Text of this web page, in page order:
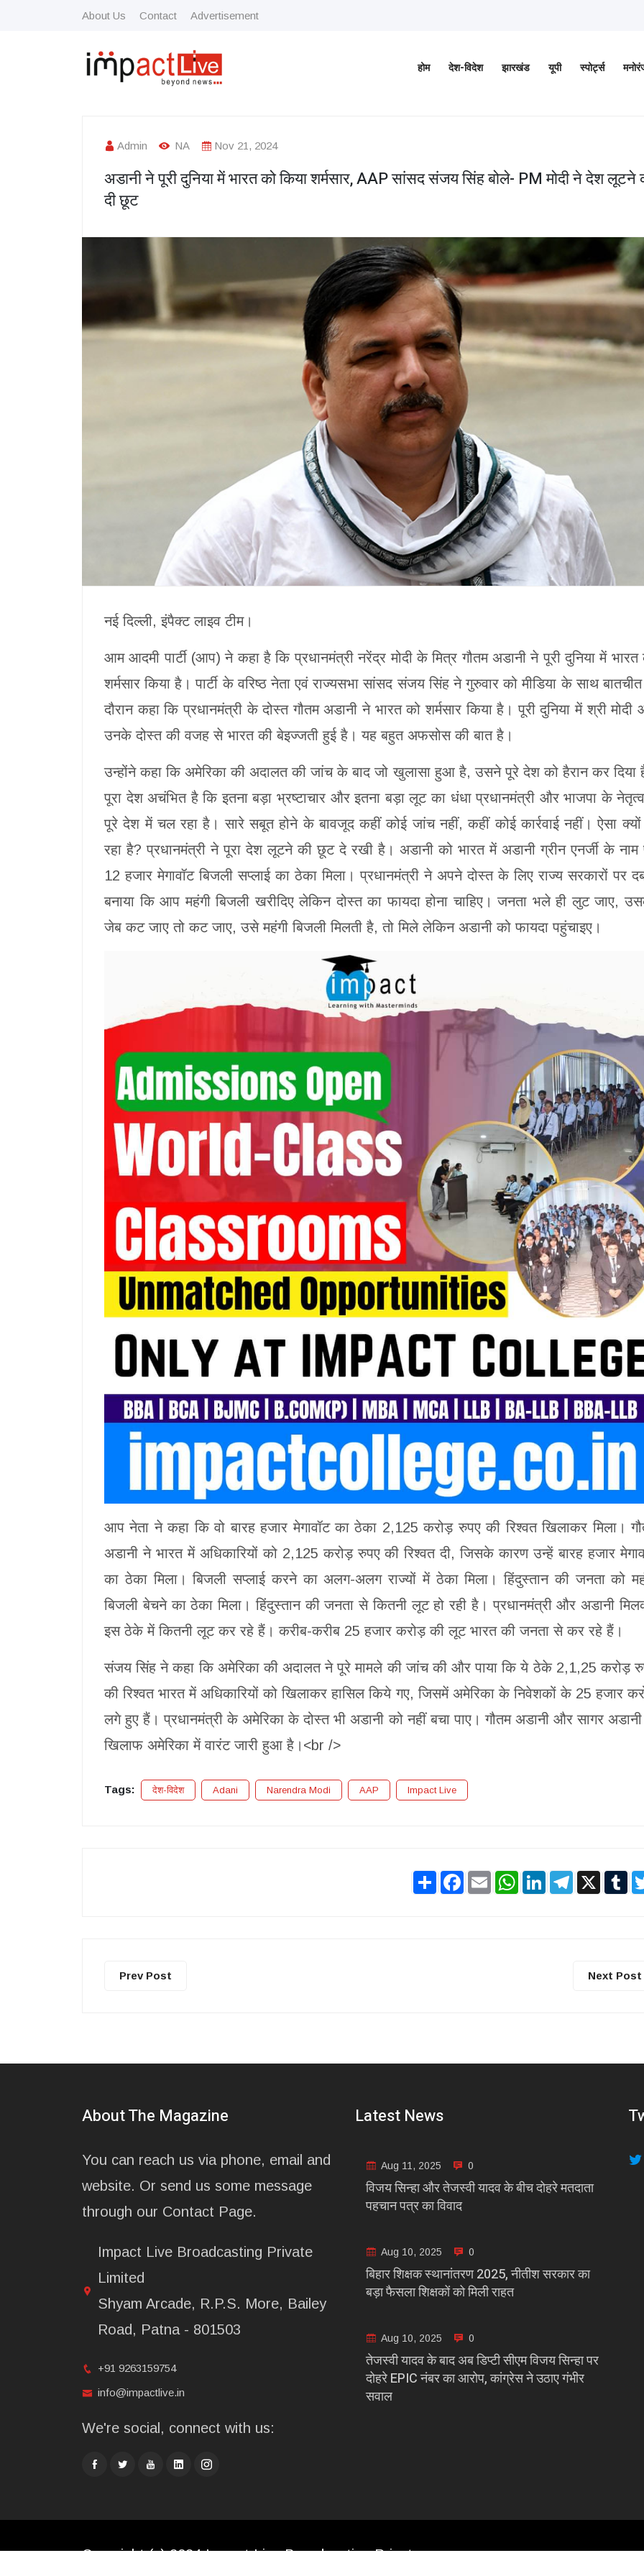
About Us Contact Advertisement
होम देश-विदेश झारखंड यूपी स्पोर्ट्स
Admin NA Nov 21, 2024
अडानी ने पूरी दुनिया में भारत को किया शर्मसार, AAP सांसद संजय सिंह बोले- PM मोदी ने देश लूटने
दी छूट
नई दिल्ली, इंपैक्ट लाइव टीम।
आम आदमी पार्टी (आप) ने कहा है कि प्रधानमंत्री नरेंद्र मोदी के मित्र गौतम अडानी ने पूरी दुनिया में भारत
शर्मसार किया है। पार्टी के वरिष्ठ नेता एवं राज्यसभा सांसद संजय सिंह ने गुरुवार को मीडिया के साथ
दौरान कहा कि प्रधानमंत्री के दोस्त गौतम अडानी ने भारत को शर्मसार किया है। पूरी दुनिया में श्री मोदी
उनके दोस्त की वजह से भारत की बेइज्जती हुई है। यह बहुत अफसोस की बात है।
उन्होंने कहा कि अमेरिका की अदालत की जांच के बाद जो खुलासा हुआ है, उसने पूरे देश को हैरान कर दिया
पूरा देश अचंभित है कि इतना बड़ा भ्रष्टाचार और इतना बड़ा लूट का धंधा प्रधानमंत्री और भाजपा के
पूरे देश में चल रहा है। सारे सबूत होने के बावजूद कहीं कोई जांच नहीं, कहीं कोई कार्रवाई नहीं। ऐसा क्यों
रहा है? प्रधानमंत्री ने पूरा देश लूटने की छूट दे रखी है। अडानी को भारत में अडानी ग्रीन एनर्जी के नाम
12 हजार मेगावॉट बिजली सप्लाई का ठेका मिला। प्रधानमंत्री ने अपने दोस्त के लिए राज्य सरकारों पर
बनाया कि आप महंगी बिजली खरीदिए लेकिन दोस्त का फायदा होना चाहिए। जनता भले ही लुट जाए,
जेब कट जाए तो कट जाए, उसे महंगी बिजली मिलती है, तो मिले लेकिन अडानी को फायदा पहुंचाइए।
आप नेता ने कहा कि वो बारह हजार मेगावॉट का ठेका 2,125 करोड़ रुपए की रिश्वत खिलाकर मिला।
अडानी ने भारत में अधिकारियों को 2,125 करोड़ रुपए की रिश्वत दी, जिसके कारण उन्हें बारह हजार
का ठेका मिला। बिजली सप्लाई करने का अलग-अलग राज्यों में ठेका मिला। हिंदुस्तान की जनता को
बिजली बेचने का ठेका मिला। हिंदुस्तान की जनता से कितनी लूट हो रही है। प्रधानमंत्री और अडानी
इस ठेके में कितनी लूट कर रहे हैं। करीब-करीब 25 हजार करोड़ की लूट भारत की जनता से कर रहे हैं।
संजय सिंह ने कहा कि अमेरिका की अदालत ने पूरे मामले की जांच की और पाया कि ये ठेके 2,1,25 करोड़
की रिश्वत भारत में अधिकारियों को खिलाकर हासिल किये गए, जिसमें अमेरिका के निवेशकों के 25 हजार
लगे हुए हैं। प्रधानमंत्री के अमेरिका के दोस्त भी अडानी को नहीं बचा पाए। गौतम अडानी और सागर
खिलाफ अमेरिका में वारंट जारी हुआ है।<br />
Tags: देश-विदेश Adani Narendra Modi AAP Impact Live
Share Facebook
Email WhatsApp
LinkedInTelegram
X
Prev Post Next Post
About The Magazine
You can reach us via phone, email and
website. Or send us some message
through our Contact Page.
Impact Live Broadcasting Private
Limited
Shyam Arcade, R.P.S. More, Bailey
Road, Patna - 801503
+91 9263159754
info@impactlive.in
We're social, connect with us:
Latest News
Aug 11, 2025 0
विजय सिन्हा और तेजस्वी यादव के बीच दोहरे मतदाता
पहचान पत्र का विवाद
Aug 10, 2025 0
बिहार शिक्षक स्थानांतरण 2025, नीतीश सरकार का
बड़ा फैसला शिक्षकों को मिली राहत
Aug 10, 2025 0
तेजस्वी यादव के बाद अब डिप्टी सीएम विजय सिन्हा पर
दोहरे EPIC नंबर का आरोप, कांग्रेस ने उठाए गंभीर
सवाल
Copyright (c) 2024 Impact Live Broadcasting Private